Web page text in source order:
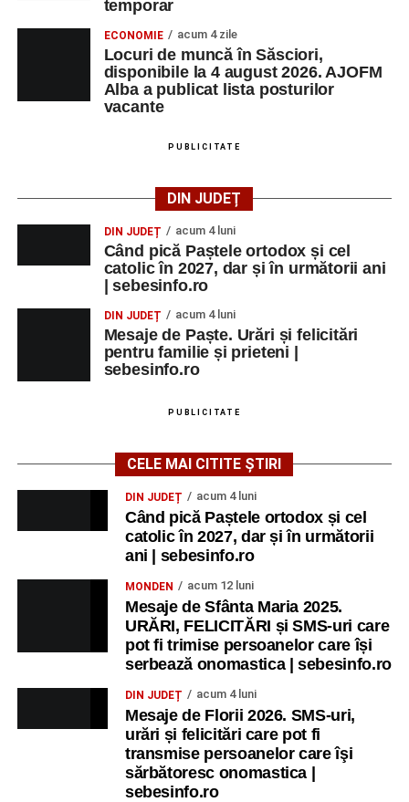
temporar
ECONOMIE acum 4 zile
Locuri de muncă în Săsciori,
disponibile la 4 august 2026. AJOFM
Alba a publicat lista posturilor
vacante
PUBLICITATE
DIN JUDEȚ
DIN JUDEȚ acum 4 luni
Când pică Paștele ortodox și cel
catolic în 2027, dar și în următorii ani
| sebesinfo.ro
DIN JUDEȚ acum 4 luni
Mesaje de Paște. Urări și felicitări
pentru familie și prieteni |
sebesinfo.ro
PUBLICITATE
CELE MAI CITITE ȘTIRI
DIN JUDEȚ acum 4 luni
Când pică Paștele ortodox și cel
catolic în 2027, dar și în următorii
ani | sebesinfo.ro
MONDEN acum 12 luni
Mesaje de Sfânta Maria 2025.
URĂRI, FELICITĂRI și SMS-uri care
pot fi trimise persoanelor care își
serbează onomastica | sebesinfo.ro
DIN JUDEȚ acum 4 luni
Mesaje de Florii 2026. SMS-uri,
urări și felicitări care pot fi
transmise persoanelor care îşi
sărbătoresc onomastica |
sebesinfo.ro